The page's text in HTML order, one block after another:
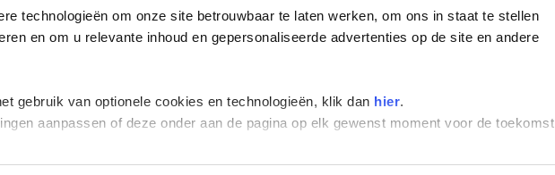
technologieën om onze site betrouwbaar te laten werken, om ons in staat te stellen
en om u relevante inhoud en gepersonaliseerde advertenties op de site en andere
gebruik van optionele cookies en technologieën, klik dan hier.
aanpassen of deze onder aan de pagina op elk gewenst moment voor de toekomst